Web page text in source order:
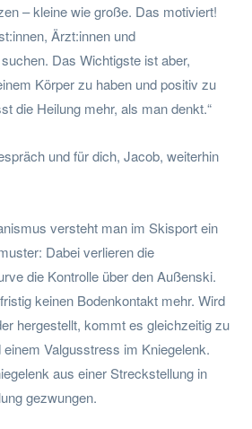
– kleine wie große. Das motiviert!
Ärzt:innen und
Das Wichtigste ist aber,
Körper zu haben und positiv zu
die Heilung mehr, als man denkt.“
und für dich, Jacob, weiterhin
versteht man im Skisport ein
Dabei verlieren die
die Kontrolle über den Außenski.
keinen Bodenkontakt mehr. Wird
hergestellt, kommt es gleichzeitig zu
Valgusstress im Kniegelenk.
aus einer Streckstellung in
gezwungen.